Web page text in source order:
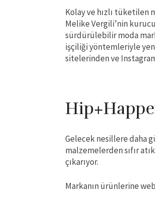
Kolay ve hızlı tüketilen
Melike Vergili’nin
sürdürülebilir moda
işçiliği yöntemleriyle
sitelerinden ve
Gelecek nesillere daha
malzemelerden sıfır
çıkarıyor.
Markanın ürünlerine